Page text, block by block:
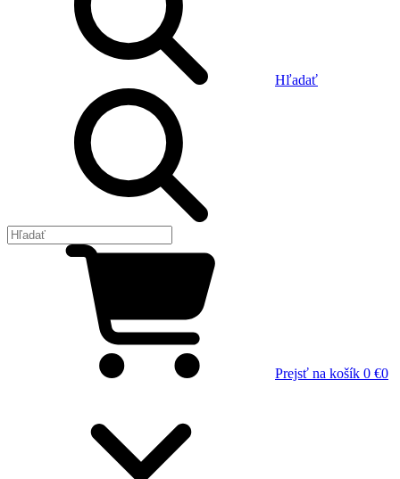
Hľadať
Prejsť na košík 0 €0